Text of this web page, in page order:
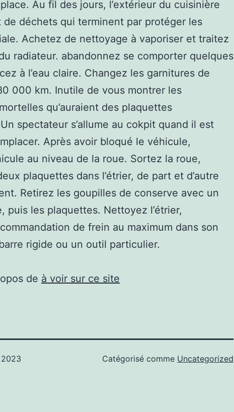
Au fil des jours, l’extérieur du cuisinière
de déchets qui terminent par protéger les
Achetez de nettoyage à vaporiser et traitez
radiateur. abandonnez se comporter quelques
à l’eau claire. Changez les garnitures de
000 km. Inutile de vous montrer les
qu’auraient des plaquettes
spectateur s’allume au cokpit quand il est
Après avoir bloqué le véhicule,
au niveau de la roue. Sortez la roue,
plaquettes dans l’étrier, de part et d’autre
Retirez les goupilles de conserve avec un
puis les plaquettes. Nettoyez l’étrier,
de frein au maximum dans son
rigide ou un outil particulier.
de à voir sur ce site
Catégorisé comme Uncategorized